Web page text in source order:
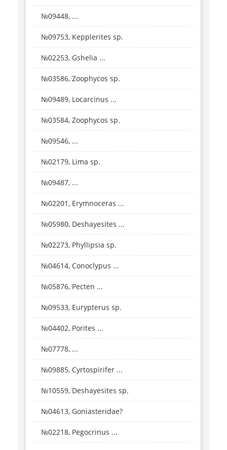
№09448, ...
№09753, Kepplerites sp.
№02253, Gshelia ...
№03586, Zoophycos sp.
№09489, Locarcinus ...
№03584, Zoophycos sp.
№09546, ...
№02179, Lima sp.
№09487, ...
№02201, Erymnoceras ...
№05980, Deshayesites ...
№02273, Phyllipsia sp.
№04614, Conoclypus ...
№05876, Pecten ...
№09533, Eurypterus sp.
№04402, Porites ...
№07778, ...
№09885, Cyrtospirifer ...
№10559, Deshayesites sp.
№04613, Goniasteridae?
№02218, Pegocrinus ...